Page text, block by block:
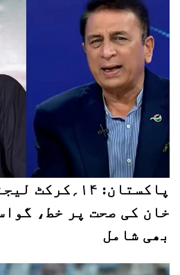
پاکستان:
خان کی صحت پر خط،
بھی شامل